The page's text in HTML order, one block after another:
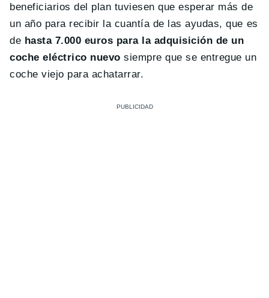
beneficiarios del plan tuviesen que esperar más de
un año para recibir la cuantía de las ayudas, que es
de hasta 7.000 euros para la adquisición de un
coche eléctrico nuevo siempre que se entregue un
coche viejo para achatarrar.